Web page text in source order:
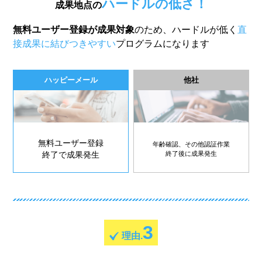
成果地点のハードルの低さ！
無料ユーザー登録が成果対象のため、ハードルが低く直
接成果に結びつきやすいプログラムになります
ハッピーメール
無料ユーザー登録
終了で成果発生
他社
年齢確認、その他認証作業
終了後に成果発生
理由.3